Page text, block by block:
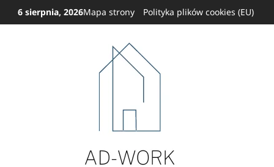
Przejdź6 sierpnia, 2026Mapa strony Polityka plików cookies (EU)